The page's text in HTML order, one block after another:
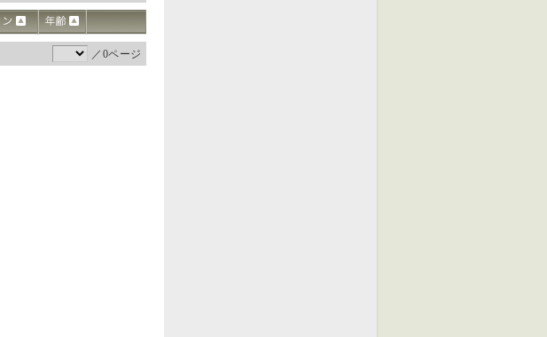
／0ページ